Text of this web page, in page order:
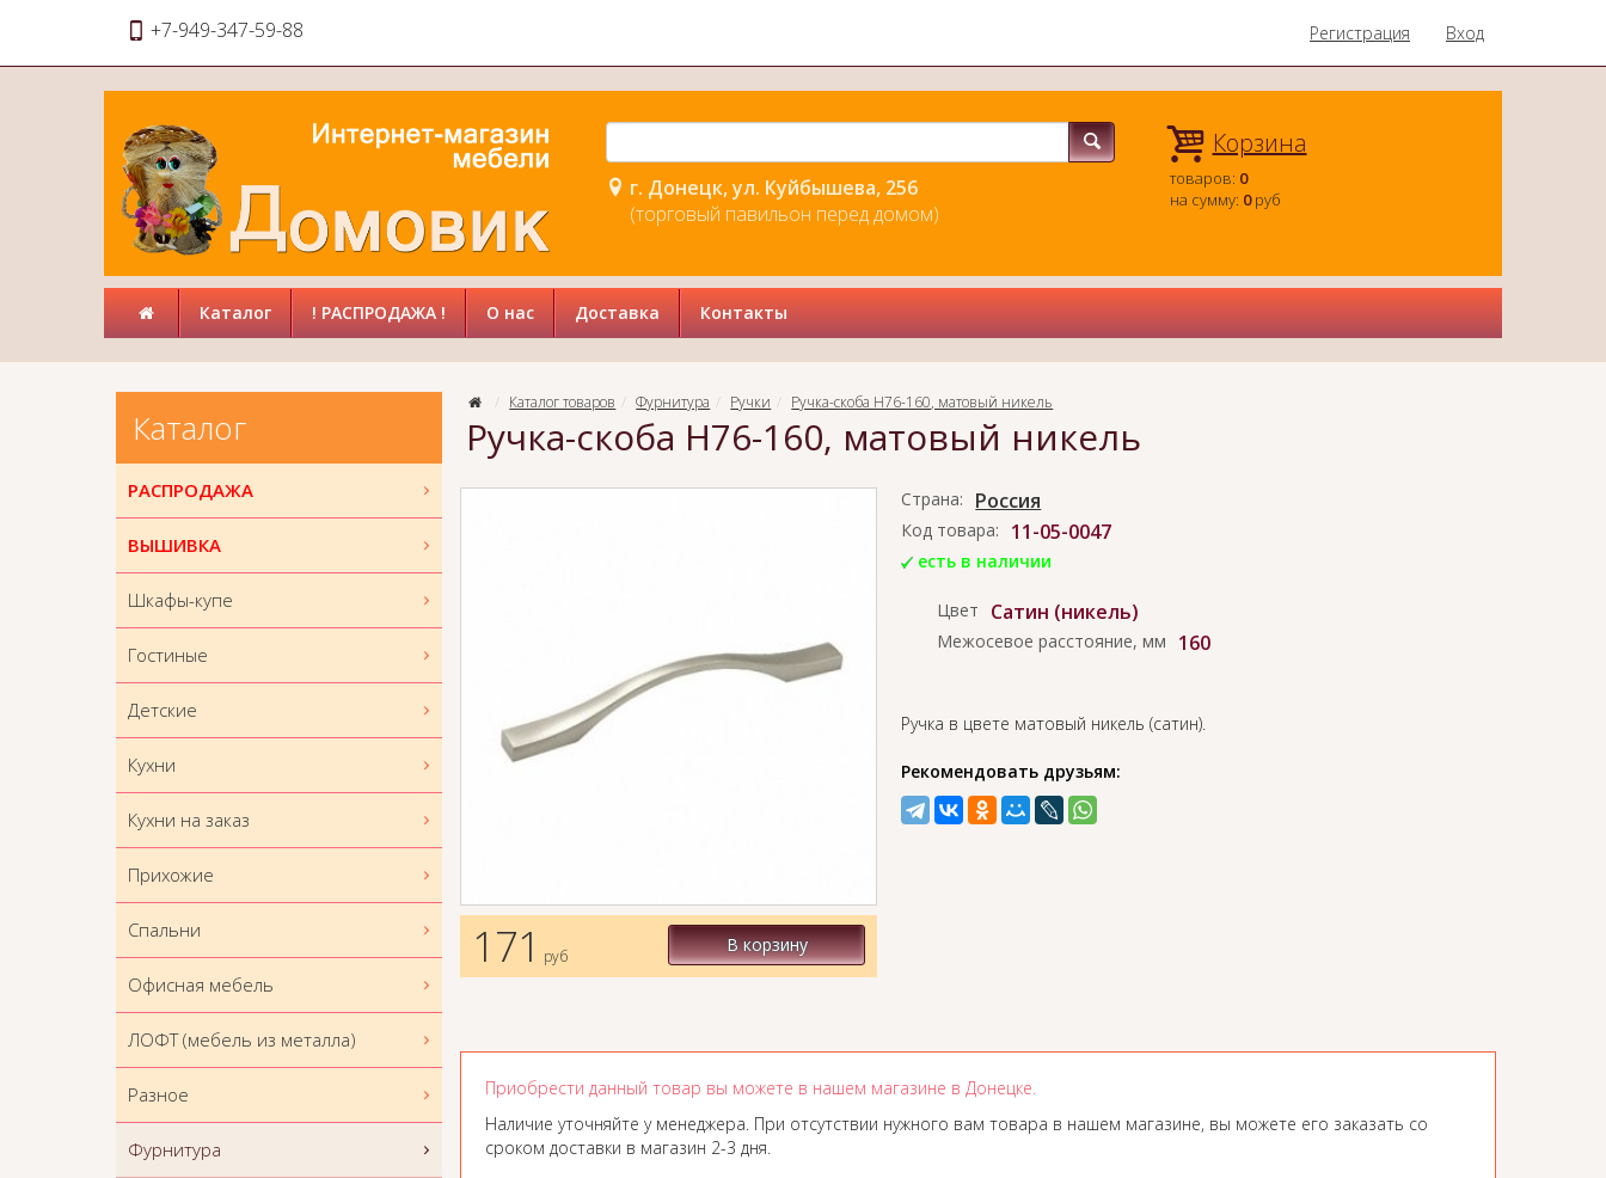
+7-949-347-59-88 Регистрация Вход
г. Донецк, ул. Куйбышева, 256
(торговый павильон перед домом)
Корзина
товаров: 0
на сумму: 0руб
Каталог ! РАСПРОДАЖА ! О нас Доставка Контакты
Каталог товаров Фурнитура Ручки Ручка-скоба H76-160, матовый никель
Ручка-скоба H76-160, матовый никель
171 руб
В корзину
Страна: Россия
Код товара: 11-05-0047
есть в наличии
Цвет Сатин (никель)
Межосевое расстояние, мм 160
Ручка в цвете матовый никель (сатин).
Рекомендовать друзьям:
Приобрести данный товар вы можете в нашем магазине в Донецке.
Наличие уточняйте у менеджера. При отсутствии нужного вам товара в нашем магазине, вы можете его заказать со
сроком доставки в магазин 2-3 дня.
Каталог
РАСПРОДАЖА
ВЫШИВКА
Шкафы-купе
Гостиные
Детские
Кухни
Кухни на заказ
Прихожие
Спальни
Офисная мебель
ЛОФТ (мебель из металла)
Разное
Фурнитура